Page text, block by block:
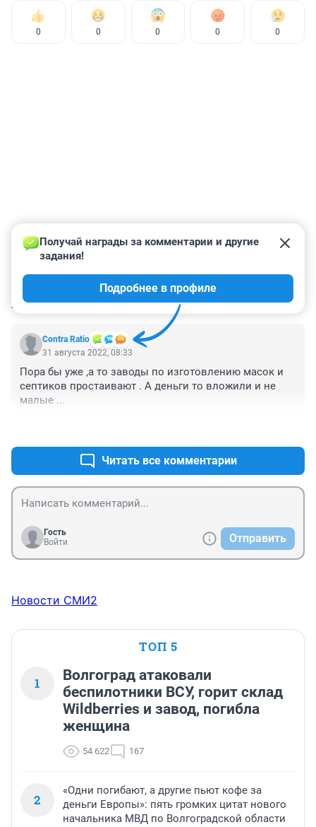
0 0 0 0 0
КОММЕНТАРИИ 1
Contra Ratio
Получай награды за комментарии и другие
задания!
Подробнее в профиле
31 августа 2022, 08:33
Пора бы уже ,а то заводы по изготовлению масок и
септиков простаивают . А деньги то вложили и не
малые ...
Читать все комментарии
Гость
Войти
Отправить
Новости СМИ2
ТОП 5
1
Волгоград атаковали
беспилотники ВСУ, горит склад
Wildberries и завод, погибла
женщина
54 622 167
2
«Одни погибают, а другие пьют кофе за
деньги Европы»: пять громких цитат нового
начальника МВД по Волгоградской области